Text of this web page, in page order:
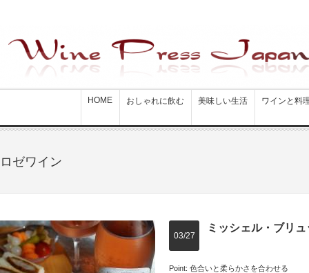
HOME おしゃれに飲む 美味しい生活 ワインと料
ロゼワイン
ミッシェル・ブリ
03/27
Point: 色合いと柔らかさを合わせる